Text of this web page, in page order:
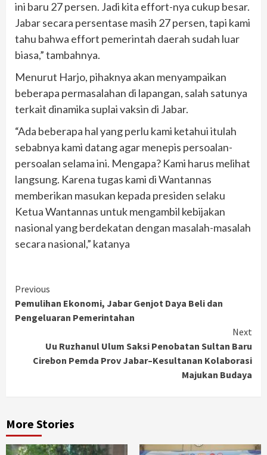
ini baru 27 persen. Jadi kita effort-nya cukup besar.
Jabar secara persentase masih 27 persen, tapi kami
tahu bahwa effort pemerintah daerah sudah luar
biasa,” tambahnya.
Menurut Harjo, pihaknya akan menyampaikan
beberapa permasalahan di lapangan, salah satunya
terkait dinamika suplai vaksin di Jabar.
“Ada beberapa hal yang perlu kami ketahui itulah
sebabnya kami datang agar menepis persoalan-
persoalan selama ini. Mengapa? Kami harus melihat
langsung. Karena tugas kami di Wantannas
memberikan masukan kepada presiden selaku
Ketua Wantannas untuk mengambil kebijakan
nasional yang berdekatan dengan masalah-masalah
secara nasional,” katanya
Continue
Reading
Previous
Pemulihan Ekonomi, Jabar Genjot Daya Beli dan
Pengeluaran Pemerintahan
Next
Uu Ruzhanul Ulum Saksi Penobatan Sultan Baru
Cirebon Pemda Prov Jabar–Kesultanan Kolaborasi
Majukan Budaya
More Stories